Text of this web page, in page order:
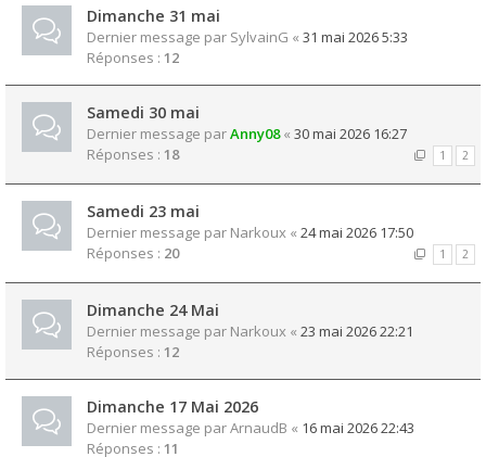
Dimanche 31 mai
Dernier message par SylvainG « 31 mai 2026 5:33
Réponses : 12
Samedi 30 mai
Dernier message parAnny08« 30 mai 2026 16:27
Réponses : 18 1 2
Samedi 23 mai
Dernier message par Narkoux « 24 mai 2026 17:50
Réponses : 20 1 2
Dimanche 24 Mai
Dernier message par Narkoux « 23 mai 2026 22:21
Réponses : 12
Dimanche 17 Mai 2026
Dernier message parArnaudB « 16 mai 2026 22:43
Réponses : 11